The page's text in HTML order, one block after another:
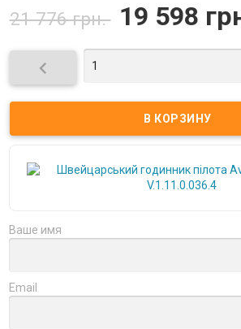
21 776 грн. 19 598

Ваше имя
Email